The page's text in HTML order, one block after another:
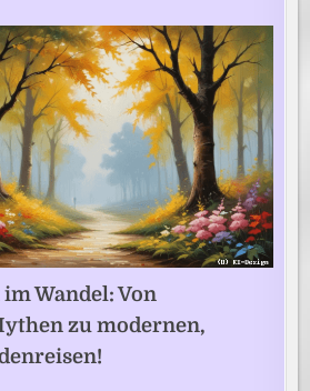
Wandel: Von
zu modernen,